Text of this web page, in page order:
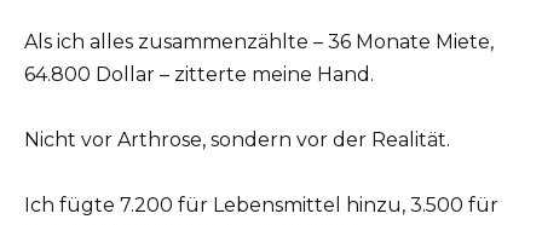
Als ich alles zusammenzählte – 36 Monate Miete,
64.800 Dollar – zitterte meine Hand.
Nicht vor Arthrose, sondern vor der Realität.
Ich fügte 7.200 für Lebensmittel hinzu, 3.500 für